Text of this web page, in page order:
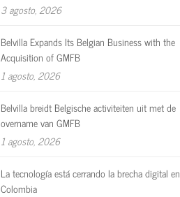
3 agosto, 2026
Belvilla Expands Its Belgian Business with the
Acquisition of GMFB
1 agosto, 2026
Belvilla breidt Belgische activiteiten uit met de
overname van GMFB
1 agosto, 2026
La tecnología está cerrando la brecha digital en
Colombia